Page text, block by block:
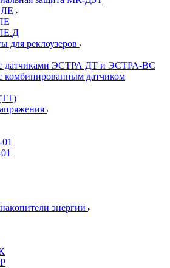
для реклоузеров
ЭСТРА ДТ и ЭСТРА-ВС
датчиком
энергии